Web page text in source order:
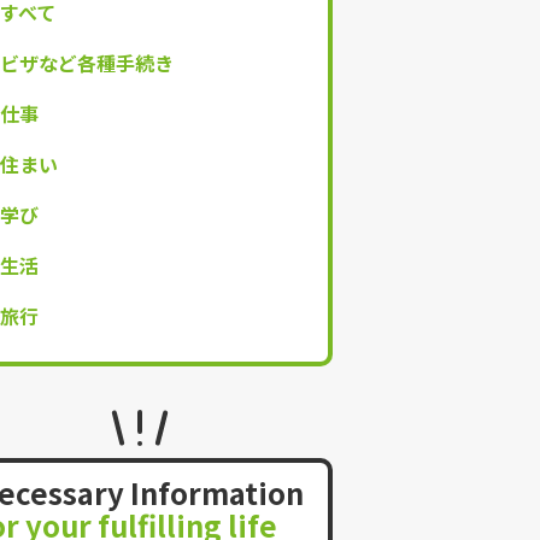
すべて
ビザなど各種手続き
仕事
住まい
学び
生活
旅行
Information
your fulfilling life